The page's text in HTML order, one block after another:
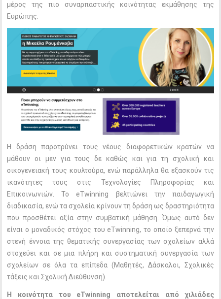
μέρος της πιο συναρπαστικής κοινότητας εκμάθησης της
Ευρώπης.
H δράση παροτρύνει τους νέους διαφορετικών κρατών να
μάθουν οι μεν για τους δε καθώς και για τη σχολική και
οικογενειακή τους κουλτούρα, ενώ παράλληλα θα εξασκούν τις
ικανότητες τους στις Τεχνολογίες Πληροφορίας και
Επικοινωνιών. Το eTwinning βελτιώνει την παιδαγωγική
διαδικασία, ενώ τα σχολεία κρίνουν τη δράση ως δραστηριότητα
που προσθέτει αξία στην συμβατική μάθηση. Όμως αυτό δεν
είναι ο μοναδικός στόχος του eTwinning, το οποίο ξεπερνά την
στενή έννοια της θεματικής συνεργασίας των σχολείων αλλά
στοχεύει και σε μια πλήρη και συστηματική συνεργασία των
σχολείων σε όλα τα επίπεδα (Μαθητές, Δάσκαλοι, Σχολικές
τάξεις και Σχολική Διεύθυνση).
Η κοινότητα του eTwinning αποτελείται από χιλιάδες